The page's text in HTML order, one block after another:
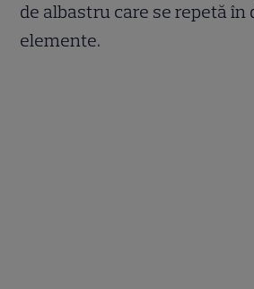
de albastru care se repetă în
elemente.